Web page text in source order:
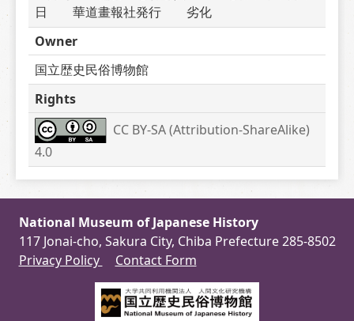
日　　華道畫報社発行　　劣化
Owner
国立歴史民俗博物館
Rights
CC BY-SA (Attribution-ShareAlike)
4.0
National Museum of Japanese History
117 Jonai-cho, Sakura City, Chiba Prefecture 285-8502
Privacy Policy
Contact Form